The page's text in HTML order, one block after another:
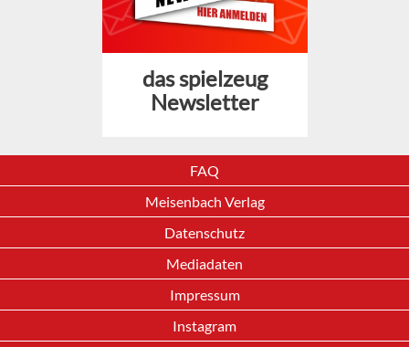
das spielzeug
Newsletter
FAQ
Meisenbach Verlag
Datenschutz
Mediadaten
Impressum
Instagram